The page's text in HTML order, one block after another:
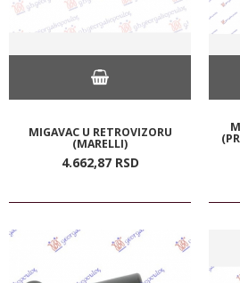
MIGAVAC U RETROVIZORU
(MARELLI)
4.662,87 RSD